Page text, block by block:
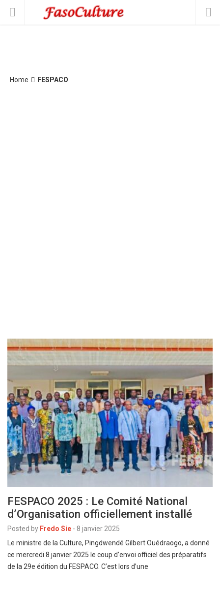
Home FESPACO
FESPACO 2025 : Le Comité National
d’Organisation officiellement installé
Posted by Fredo Sie - 8 janvier 2025
Le ministre de la Culture, Pingdwendé Gilbert Ouédraogo, a donné
ce mercredi 8 janvier 2025 le coup d’envoi officiel des préparatifs
de la 29e édition du FESPACO. C’est lors d’une